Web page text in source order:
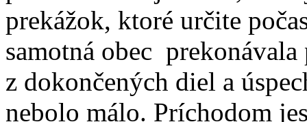
prekážok, ktoré určite
samotná obec prekonávala
z dokončených diel a
nebolo málo. Príchodom